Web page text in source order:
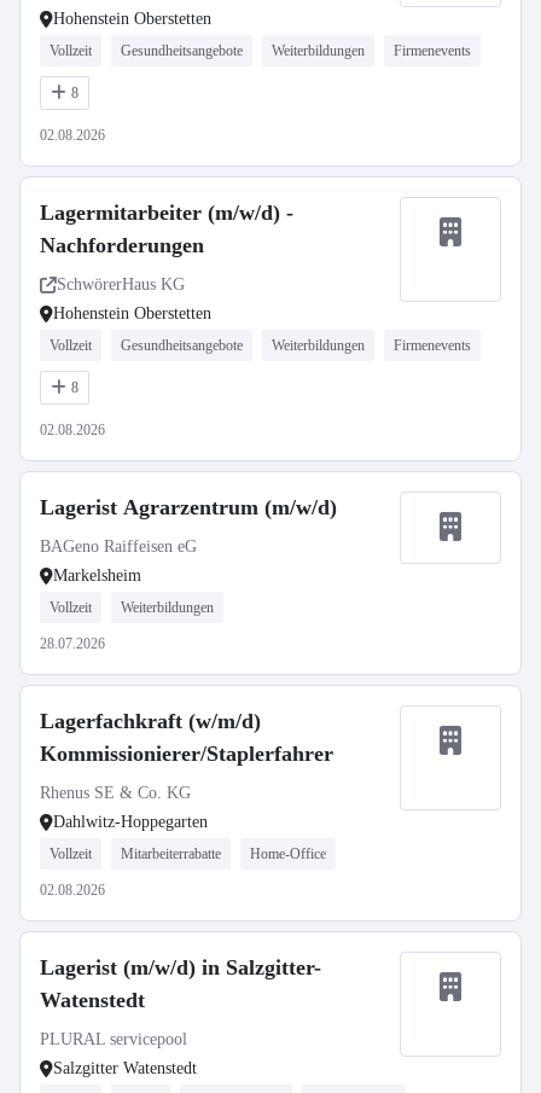
Hohenstein Oberstetten
Vollzeit Gesundheitsangebote Weiterbildungen Firmenevents
8
02.08.2026
Lagermitarbeiter (m/w/d) -
Nachforderungen
SchwörerHaus KG
Hohenstein Oberstetten
Vollzeit Gesundheitsangebote Weiterbildungen Firmenevents
8
02.08.2026
Lagerist Agrarzentrum (m/w/d)
BAGeno Raiffeisen eG
Markelsheim
Vollzeit Weiterbildungen
28.07.2026
Lagerfachkraft (w/m/d)
Kommissionierer/Staplerfahrer
Rhenus SE & Co. KG
Dahlwitz-Hoppegarten
Vollzeit Mitarbeiterrabatte Home-Office
02.08.2026
Lagerist (m/w/d) in Salzgitter-
Watenstedt
PLURAL servicepool
Salzgitter Watenstedt